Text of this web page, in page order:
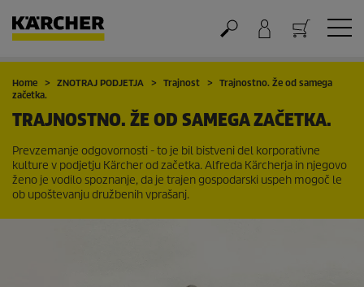
Nakupovalna košarica
Home ZNOTRAJ PODJETJA Trajnost
Trajnostno. Že od samega
začetka.
TRAJNOSTNO. ŽE OD SAMEGA ZAČETKA.
Prevzemanje odgovornosti - to je bil bistveni del korporativne
kulture v podjetju Kärcher od začetka. Alfreda Kärcherja in njegovo
ženo je vodilo spoznanje, da je trajen gospodarski uspeh mogoč le
ob upoštevanju družbenih vprašanj.